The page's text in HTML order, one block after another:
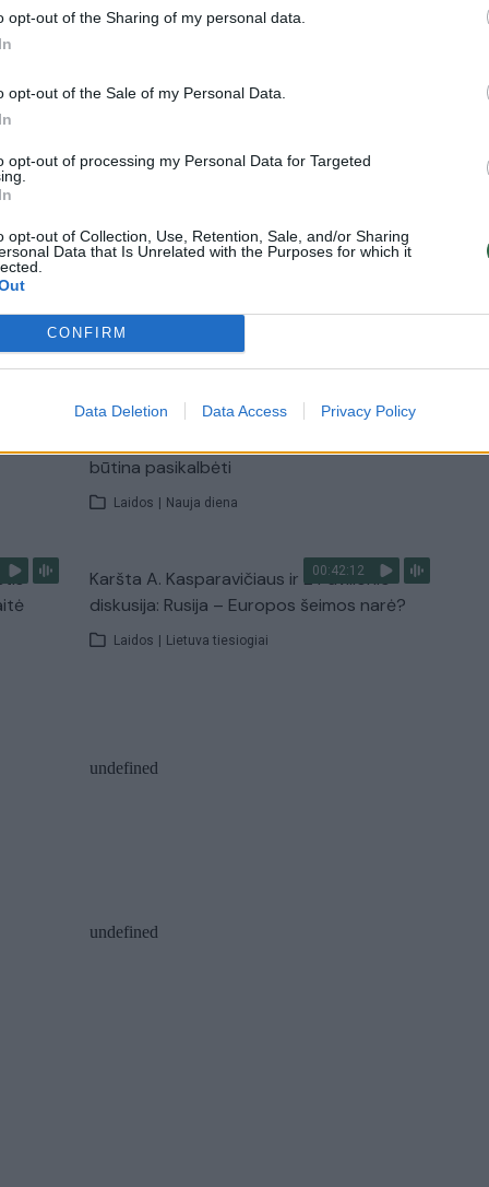
opt-out of the Sharing of my personal data.
opt-out of the Sale of my Personal Data.
opt-out of processing my Personal Data for Targeted
opt-out of Collection, Use, Retention, Sale, and/or Sharing
Data that Is Unrelated with the Purposes for which it
CONFIRM
Data Deletion Data Access Privacy Policy
kasdienybė – priekabiavimas, patyčios ir
Nyderlanduose apgynė čempionų vardą
00:15:25
Ruošiantis naujiems mokslo metams –
būtina pasikalbėti
Laidos | Nauja diena
00:42:12
Karšta A. Kasparavičiaus ir Ž Pavilionio
diskusija: Rusija – Europos šeimos narė?
Laidos | Lietuva tiesiogiai